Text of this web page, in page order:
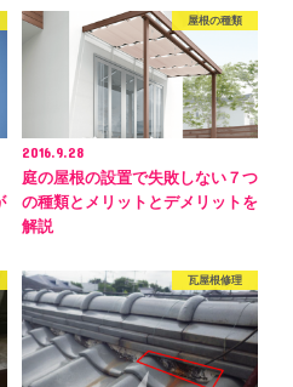
屋根の種類
2016.9.28
庭の屋根の設置で失敗しない７つ
の種類とメリットとデメリットを
解説
瓦屋根修理